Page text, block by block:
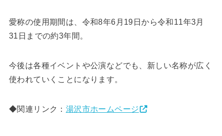
愛称の使用期間は、令和8年6月19日から令和11年3月
31日までの約3年間。
今後は各種イベントや公演などでも、新しい名称が広く
使われていくことになります。
◆関連リンク： 湯沢市ホームページ